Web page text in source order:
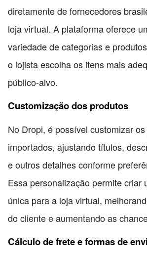
diretamente de fornecedores
loja virtual. A plataforma oferece
variedade de categorias e
o lojista escolha os itens mais
público-alvo.
Customização dos produtos
No Dropi, é possível customizar
importados, ajustando títulos,
e outros detalhes conforme
Essa personalização permite criar
única para a loja virtual,
do cliente e aumentando as
Cálculo de frete e formas de